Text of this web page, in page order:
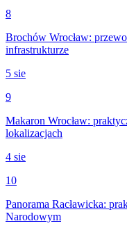
8
Brochów Wrocław:
infrastrukturze
5 sie
9
Makaron Wrocław:
lokalizacjach
4 sie
10
Panorama Racławicka:
Narodowym